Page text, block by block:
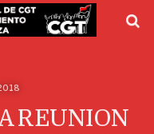
REUNION